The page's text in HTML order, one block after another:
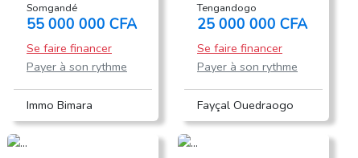
Somgandé
55 000 000 CFA
Se faire financer
Payer à son rythme
Immo Bimara
Tengandogo
25 000 000 CFA
Se faire financer
Payer à son rythme
Fayçal Ouedraogo